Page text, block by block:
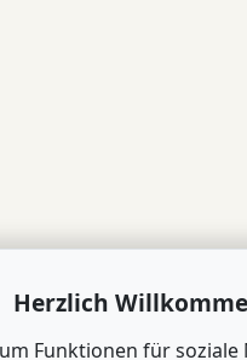
Herzlich
Funktionen für